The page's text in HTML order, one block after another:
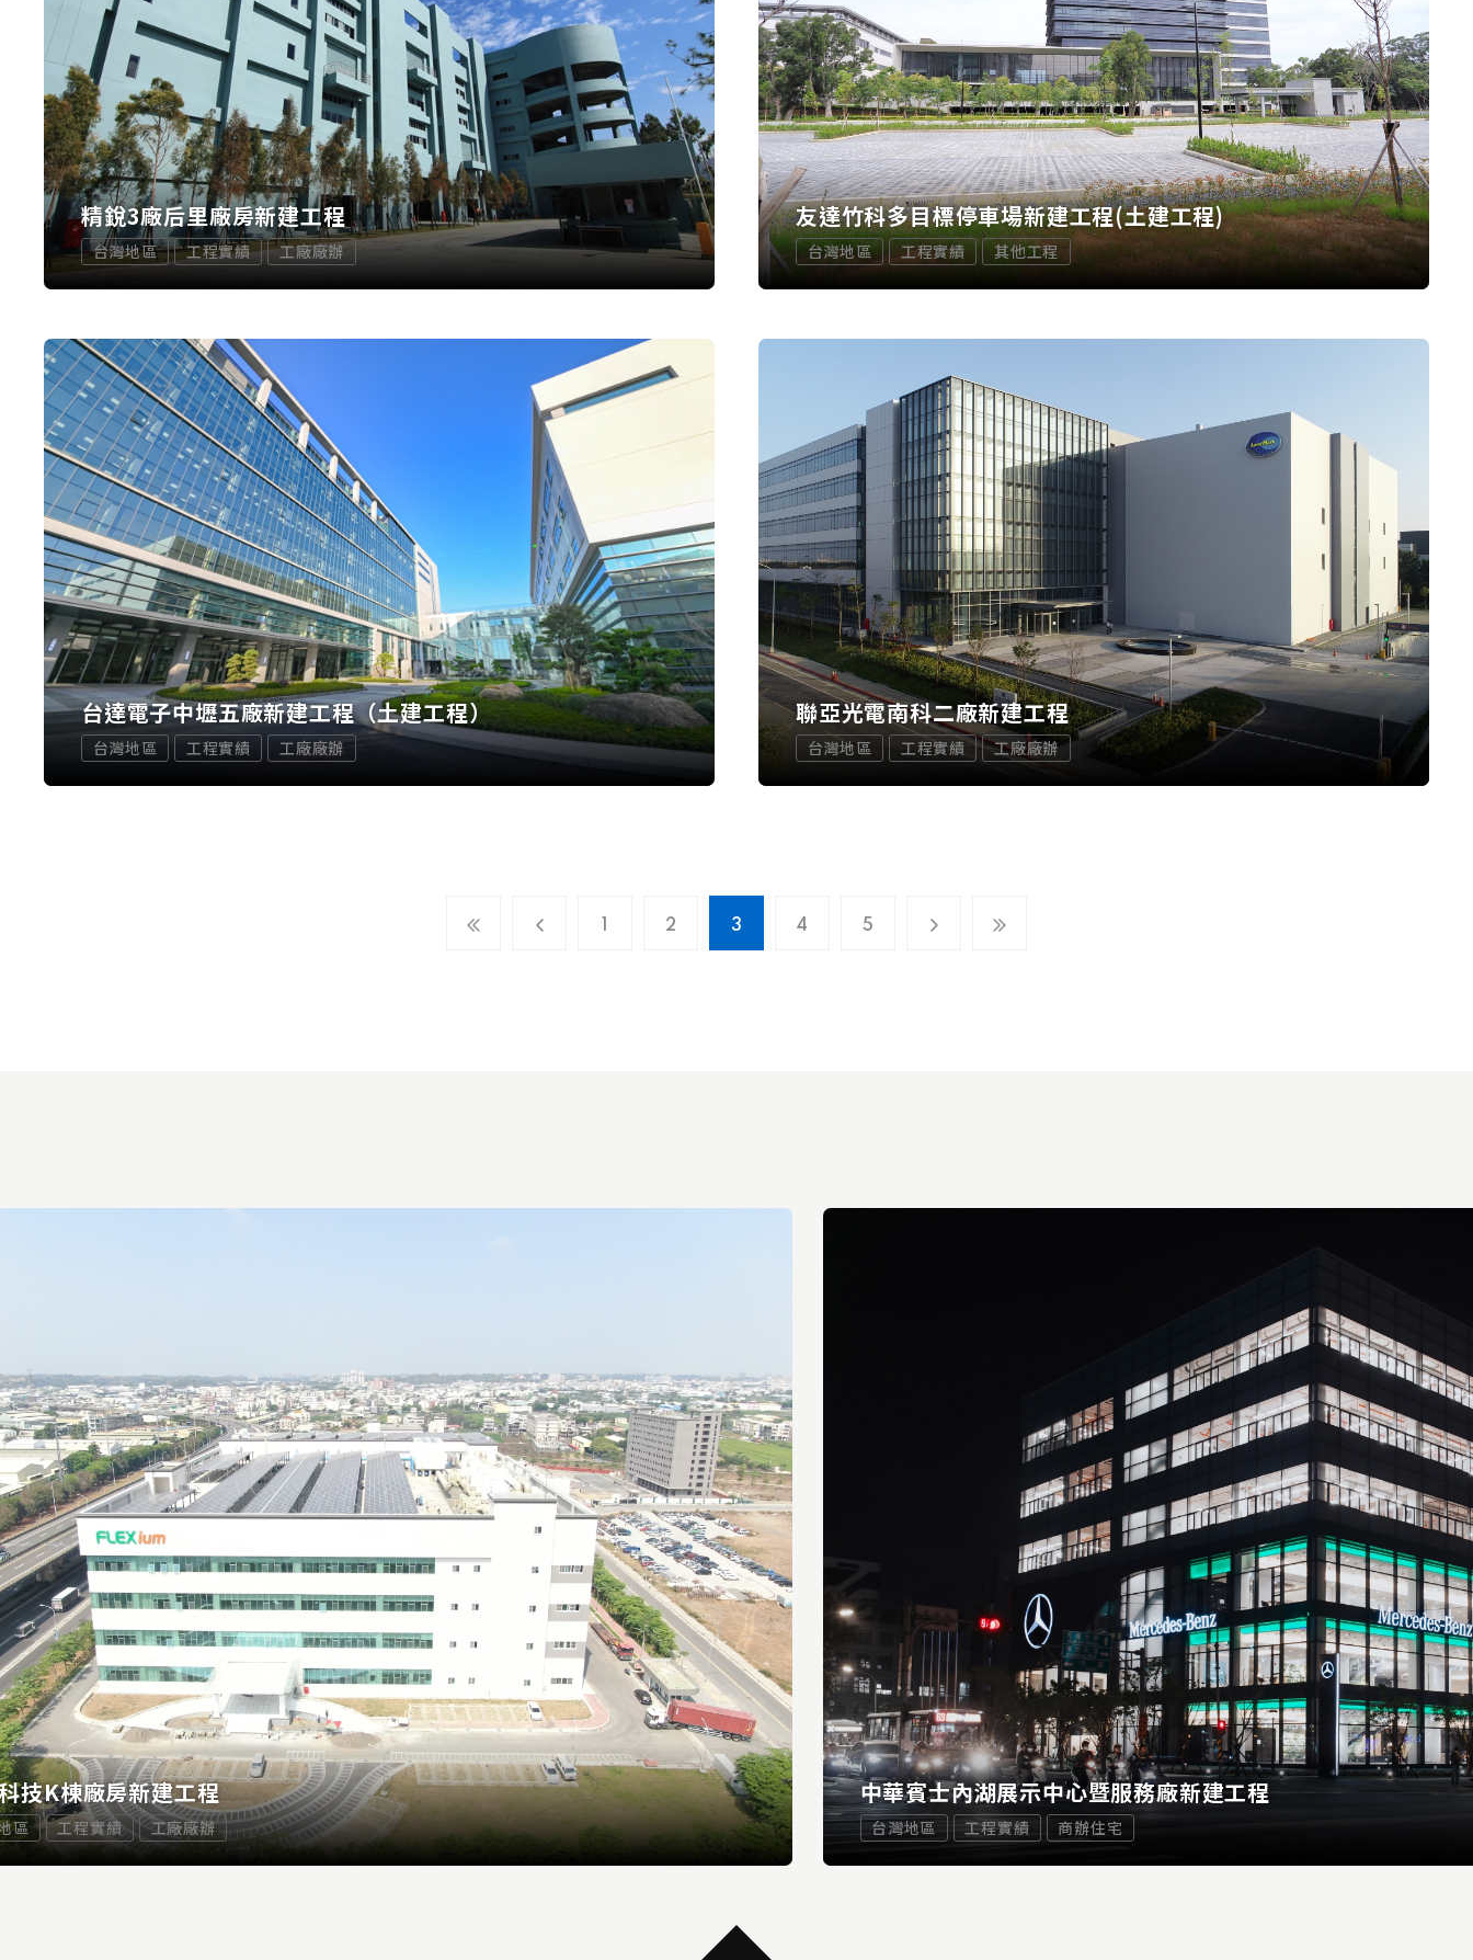
精銳3廠后里廠房新建工程
台灣地區 工程實績 工廠廠辦
友達竹科多目標停車場新建工程(土建工程)
台灣地區 工程實績 其他工程
台達電子中壢五廠新建工程（土建工程）
台灣地區 工程實績 工廠廠辦
聯亞光電南科二廠新建工程
台灣地區 工程實績 工廠廠辦
2 3 4 5
技K棟廠房新建工程
區 工程實績 工廠廠辦
中華賓士內湖展示中心暨服務廠新建工程
台灣地區 工程實績 商辦住宅